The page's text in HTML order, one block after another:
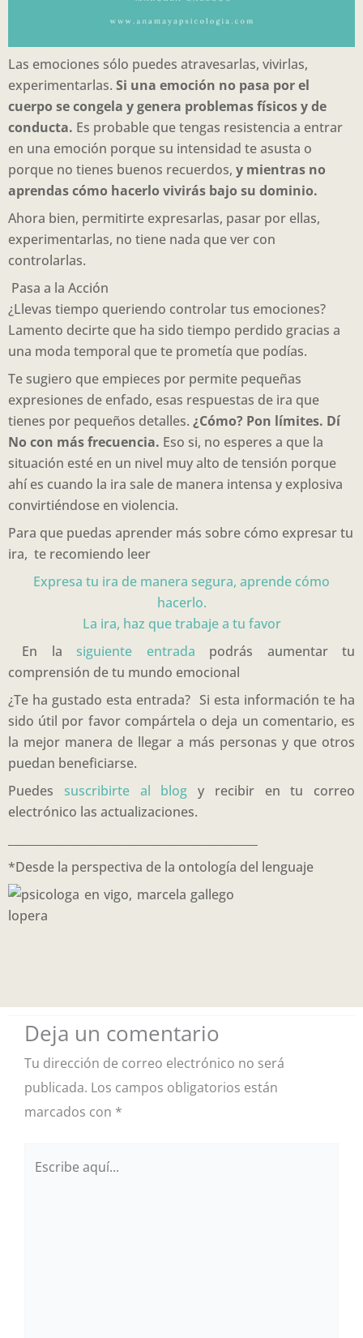
Las emociones sólo puedes atravesarlas, vivirlas,
experimentarlas. Si una emoción no pasa por el
cuerpo se congela y genera problemas físicos y de
conducta. Es probable que tengas resistencia a entrar
en una emoción porque su intensidad te asusta o
porque no tienes buenos recuerdos, y mientras no
aprendas cómo hacerlo vivirás bajo su dominio.
Ahora bien, permitirte expresarlas, pasar por ellas,
experimentarlas, no tiene nada que ver con
controlarlas.
Pasa a la Acción
¿Llevas tiempo queriendo controlar tus emociones?
Lamento decirte que ha sido tiempo perdido gracias a
una moda temporal que te prometía que podías.
Te sugiero que empieces por permite pequeñas
expresiones de enfado, esas respuestas de ira que
tienes por pequeños detalles. ¿Cómo? Pon límites. Dí
No con más frecuencia. Eso si, no esperes a que la
situación esté en un nivel muy alto de tensión porque
ahí es cuando la ira sale de manera intensa y explosiva
convirtiéndose en violencia.
Para que puedas aprender más sobre cómo expresar tu
ira, te recomiendo leer
Expresa tu ira de manera segura, aprende cómo
hacerlo.
La ira, haz que trabaje a tu favor
En lasiguiente entrada podrás aumentar tu
comprensión de tu mundo emocional
¿Te ha gustado esta entrada? Si esta información te ha
sido útil por favor compártela o deja un comentario, es
la mejor manera de llegar a más personas y que otros
puedan beneficiarse.
Puedes suscribirte al blog y recibir en tu correo
electrónico las actualizaciones.
*Desde la perspectiva de la ontología del lenguaje
Deja un comentario
Tu dirección de correo electrónico no será
publicada. Los campos obligatorios están
marcados con *